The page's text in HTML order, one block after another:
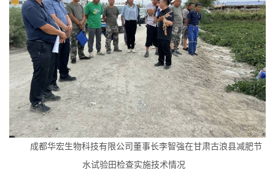
成都华宏生物科技有限公司董事长李智強在甘肃古浪县减肥节
水试验田检查实施技术情况